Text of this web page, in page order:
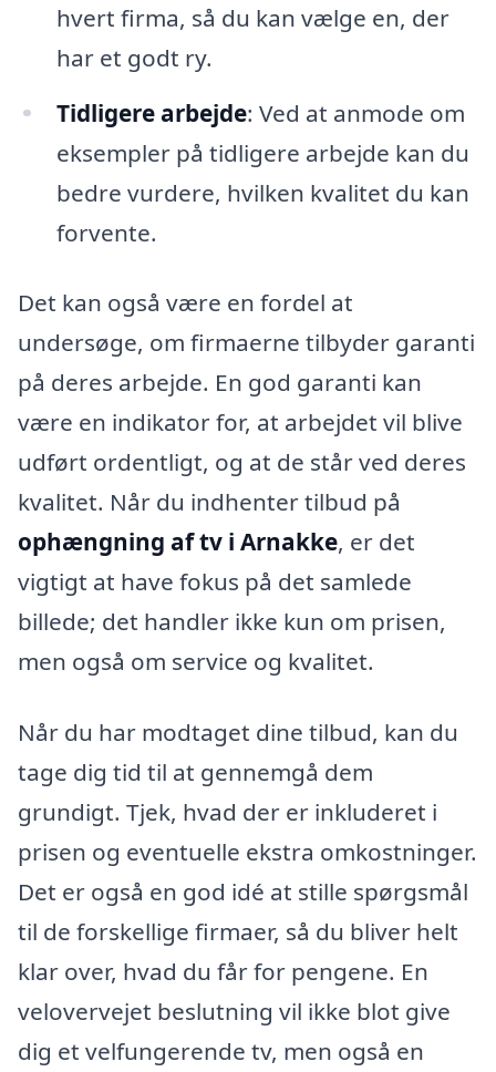
hvert firma, så du kan vælge en, der
har et godt ry.
Tidligere arbejde: Ved at anmode om
eksempler på tidligere arbejde kan du
bedre vurdere, hvilken kvalitet du kan
forvente.
Det kan også være en fordel at
undersøge, om firmaerne tilbyder garanti
på deres arbejde. En god garanti kan
være en indikator for, at arbejdet vil blive
udført ordentligt, og at de står ved deres
kvalitet. Når du indhenter tilbud på
ophængning af tv i Arnakke, er det
vigtigt at have fokus på det samlede
billede; det handler ikke kun om prisen,
men også om service og kvalitet.
Når du har modtaget dine tilbud, kan du
tage dig tid til at gennemgå dem
grundigt. Tjek, hvad der er inkluderet i
prisen og eventuelle ekstra omkostninger.
Det er også en god idé at stille spørgsmål
til de forskellige firmaer, så du bliver helt
klar over, hvad du får for pengene. En
velovervejet beslutning vil ikke blot give
dig et velfungerende tv, men også en